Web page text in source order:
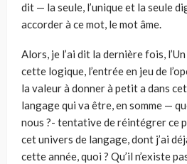
dit — la seule, l’unique et la seule
accorder à ce mot, le mot âme.
Alors, je l’ai dit la dernière fois,
cette logique, l’entrée en jeu de
la valeur à donner à petit a dans
langage qui va être, en somme —
nous ?- tentative de réintégrer ce
cet univers de langage, dont j’ai
cette année, quoi ? Qu’il n’existe